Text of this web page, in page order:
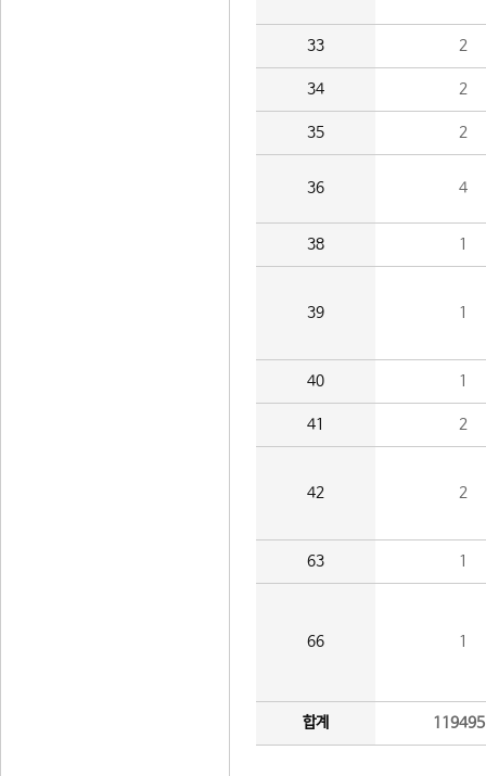
33 2
34 2
35 2
36 4
38 1
39 1
40 1
41 2
42 2
63 1
66 1
합계